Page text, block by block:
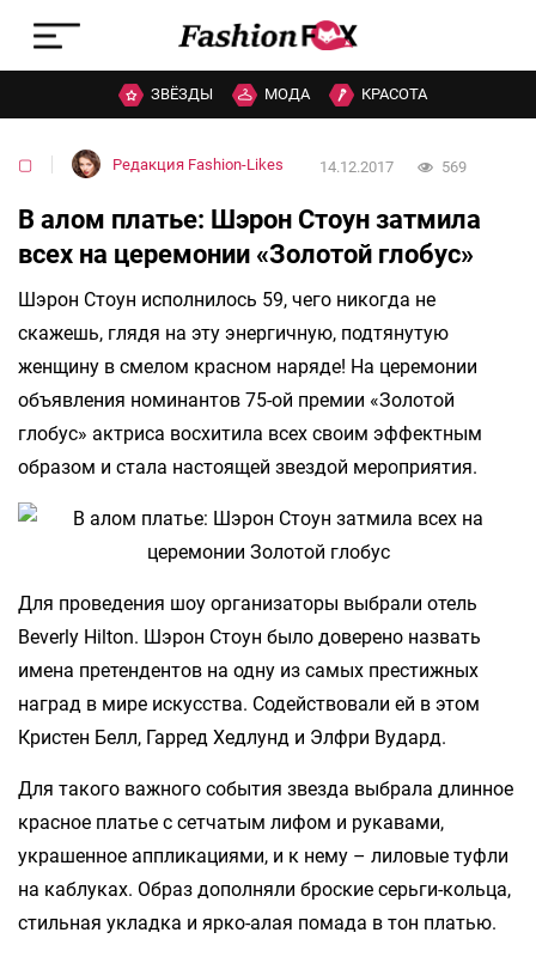
ЗВЁЗДЫ МОДА КРАСОТА
▢ Редакция Fashion-Likes 14.12.2017 569
В алом платье: Шэрон Стоун затмила
всех на церемонии «Золотой глобус»
Шэрон Стоун исполнилось 59, чего никогда не
скажешь, глядя на эту энергичную, подтянутую
женщину в смелом красном наряде! На церемонии
объявления номинантов 75-ой премии «Золотой
глобус» актриса восхитила всех своим эффектным
образом и стала настоящей звездой мероприятия.
Для проведения шоу организаторы выбрали отель
Beverly Hilton. Шэрон Стоун было доверено назвать
имена претендентов на одну из самых престижных
наград в мире искусства. Содействовали ей в этом
Кристен Белл, Гарред Хедлунд и Элфри Вудард.
Для такого важного события звезда выбрала длинное
красное платье с сетчатым лифом и рукавами,
украшенное аппликациями, и к нему – лиловые туфли
на каблуках. Образ дополняли броские серьги-кольца,
стильная укладка и ярко-алая помада в тон платью.